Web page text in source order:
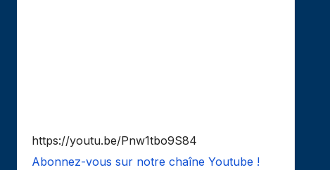
https://youtu.be/Pnw1tbo9S84
Abonnez-vous sur notre chaîne Youtube !